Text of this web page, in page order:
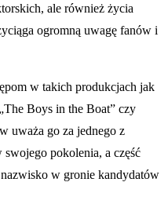
ale również życia
ogromną uwagę fanów i
w takich produkcjach jak
Boys in the Boat” czy
uważa go za jednego z
pokolenia, a część
w gronie kandydatów